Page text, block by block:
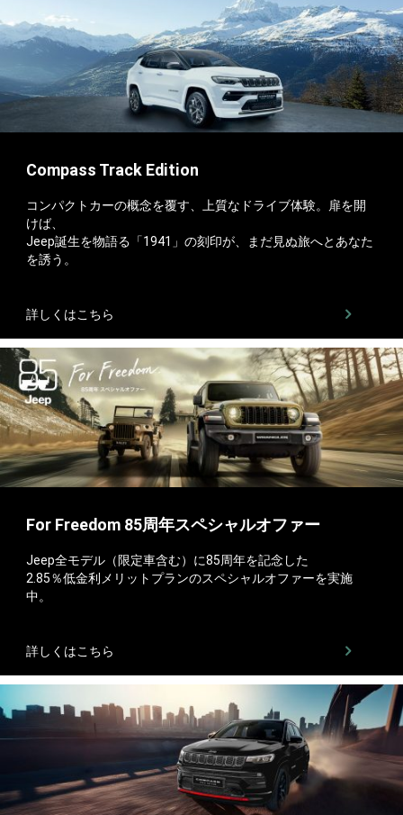
Compass Track Edition
コンパクトカーの概念を覆す、​上質なドライブ体験。​扉を開
けば、
Jeep誕生を物語る「1941」の刻印が、​まだ見ぬ旅へとあなた
を誘う。
詳しくはこちら
For Freedom 85周年スペシャルオファー
Jeep全モデル（限定車含む）に85周年を記念した
2.85％低金利メリットプランのスペシャルオファーを実施
中。
詳しくはこちら